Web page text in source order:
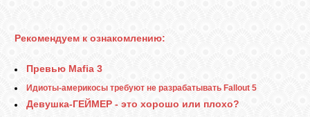
Рекомендуем к ознакомлению:
Превью Mafia 3
Идиоты-америкосы требуют не разрабатывать Fallout 5
Девушка-ГЕЙМЕР - это хорошо или плохо?